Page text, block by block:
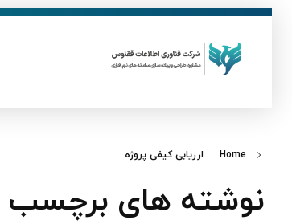
Home ارزیابی کیفی پروژه
نوشته های برچسب